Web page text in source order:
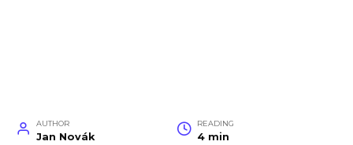
AUTHOR
Jan Novák
READING
4 min